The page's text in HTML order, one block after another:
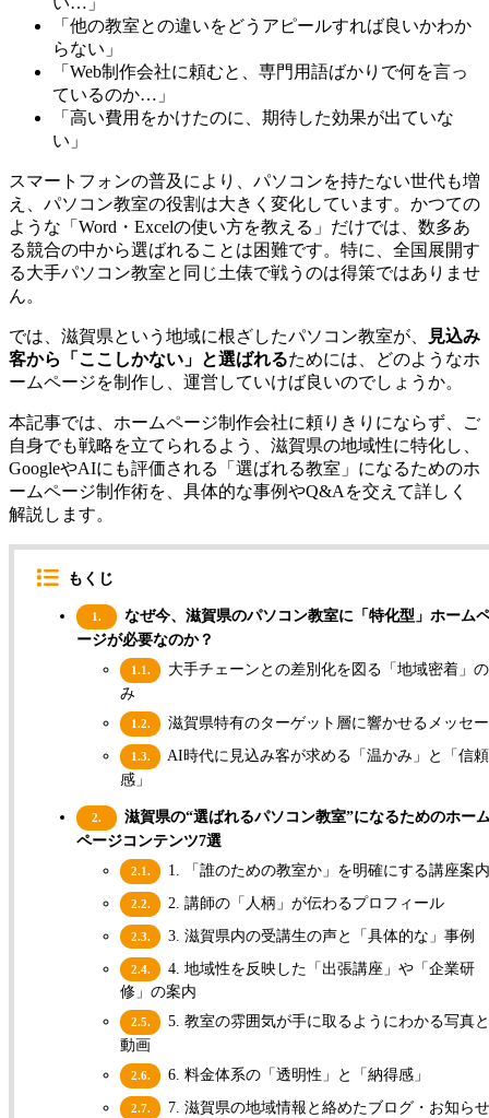
「他の教室との違いをどうアピールすれば良いかわか
らない」
「Web制作会社に頼むと、専門用語ばかりで何を言っ
ているのか…」
「高い費用をかけたのに、期待した効果が出ていな
い」
スマートフォンの普及により、パソコンを持たない世代も増
え、パソコン教室の役割は大きく変化しています。かつての
ような「Word・Excelの使い方を教える」だけでは、数多あ
る競合の中から選ばれることは困難です。特に、全国展開す
る大手パソコン教室と同じ土俵で戦うのは得策ではありませ
ん。
では、滋賀県という地域に根ざしたパソコン教室が、
見込み
客から「ここしかない」と選ばれるためには、どのようなホ
ームページを制作し、運営していけば良いのでしょうか。
本記事では、ホームページ制作会社に頼りきりにならず、ご
自身でも戦略を立てられるよう、滋賀県の地域性に特化し、
GoogleやAIにも評価される「選ばれる教室」になるためのホ
ームページ制作術を、具体的な事例やQ&Aを交えて詳しく
解説します。
もくじ
1.
なぜ今、滋賀県のパソコン教室に「特化型」ホーム
ージが必要なのか？
1.1.
大手チェーンとの差別化を図る「地域密着」
み
1.2. 滋賀県特有のターゲット層に響かせるメッセ
1.3.
AI時代に見込み客が求める「温かみ」と「信頼
感」
2.
滋賀県の“選ばれるパソコン教室”になるためのホー
ページコンテンツ7選
2.1. 1. 「誰のための教室か」を明確にする講座案
2.2. 2. 講師の「人柄」が伝わるプロフィール
2.3. 3. 滋賀県内の受講生の声と「具体的な」事例
2.4.
4. 地域性を反映した「出張講座」や「企業研
修」の案内
2.5.
5. 教室の雰囲気が手に取るようにわかる写真
動画
2.6. 6. 料金体系の「透明性」と「納得感」
2.7. 7. 滋賀県の地域情報と絡めたブログ・お知ら